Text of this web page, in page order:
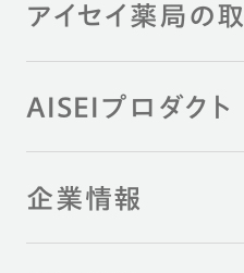
アイセイ薬局の
AISEIプロダクト
企業情報